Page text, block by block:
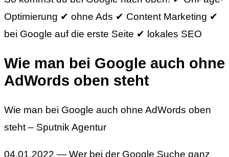
Optimierung ✔ ohne Ads ✔ Content Marketing ✔
bei Google auf die erste Seite ✔ lokales SEO
Wie man bei Google auch ohne
AdWords oben steht
Wie man bei Google auch ohne AdWords oben
steht – Sputnik Agentur
04.01.2022 — Wer bei der Google Suche ganz